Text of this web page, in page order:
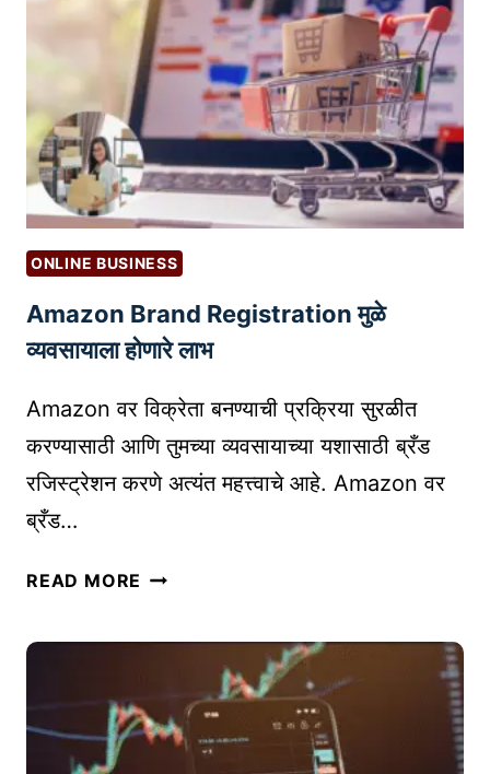
रि
त
व्य
व
सा
या
त
प
हि
ले
१
०
ग्रा
ह
क
क
ळ
ल
E
ONLINE BUSINESS
Amazon Brand Registration मुळे
व्यवसायाला होणारे लाभ
Amazon वर विक्रेता बनण्याची प्रक्रिया सुरळीत
करण्यासाठी आणि तुमच्या व्यवसायाच्या यशासाठी ब्रँड
रजिस्ट्रेशन करणे अत्यंत महत्त्वाचे आहे. Amazon वर
ब्रँड…
READ MORE A
N
B